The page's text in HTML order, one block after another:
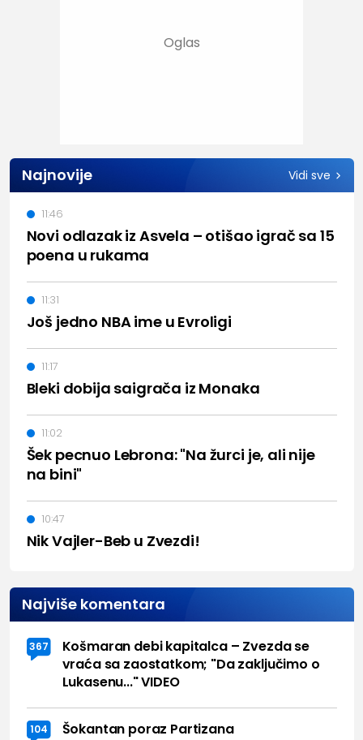
Najnovije Vidi sve
Novi odlazak iz Asvela – otišao igrač sa 15
poena u rukama
11:46
Još jedno NBA ime u Evroligi
11:31
Bleki dobija saigrača iz Monaka
11:17
Šek pecnuo Lebrona: "Na žurci je, ali nije
na bini"
11:02
Nik Vajler-Beb u Zvezdi!
10:47
Najviše komentara
367
Košmaran debi kapitalca – Zvezda se
vraća sa zaostatkom; "Da zaključimo o
Lukasenu..." VIDEO
104 Šokantan poraz Partizana